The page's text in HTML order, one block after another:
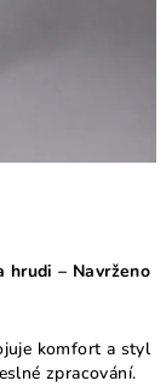
hrudi – Navrženo
komfort a styl
zpracování.